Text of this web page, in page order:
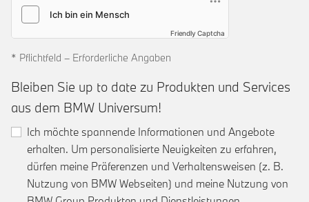
Friendly Captcha
* Pflichtfeld – Erforderliche Angaben
Bleiben Sie up to date zu Produkten und Services
aus dem BMW Universum!
Ich möchte spannende Informationen und Angebote
erhalten. Um personalisierte Neuigkeiten zu erfahren,
dürfen meine Präferenzen und Verhaltensweisen (z. B.
Nutzung von BMW Webseiten) und meine Nutzung von